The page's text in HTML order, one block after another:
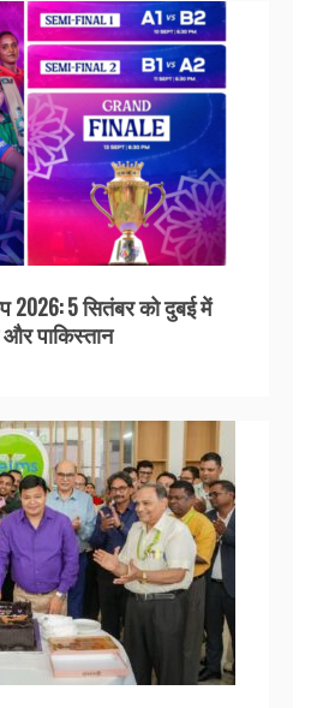
2026: 5 सितंबर को दुबई में
पाकिस्तान